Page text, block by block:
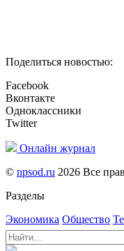
Поделиться новостью:
Facebook
Вконтакте
Одноклассники
Twitter
Онлайн журнал
© npsod.ru 2026 Все
Разделы
Экономика Общество